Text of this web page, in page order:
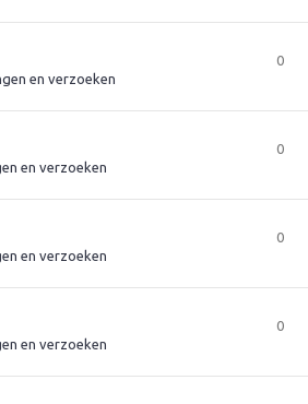
en verzoeken
0
en verzoeken
0
en verzoeken
0
en verzoeken
0